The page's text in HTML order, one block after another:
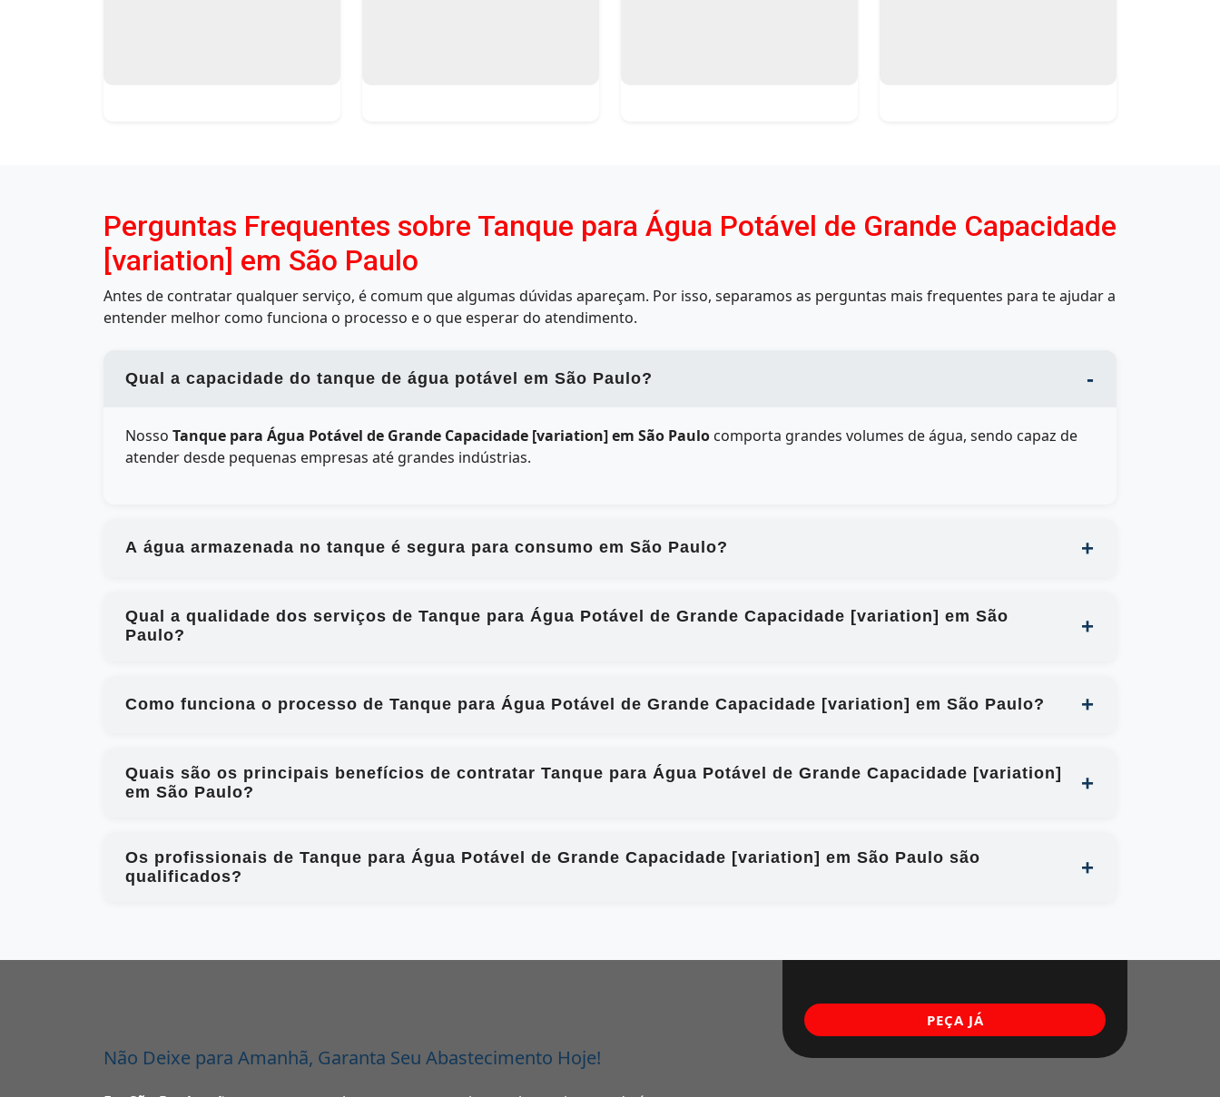
Perguntas Frequentes sobre Tanque para Água Potável de Grande Capacidade
[variation] em São Paulo
Antes de contratar qualquer serviço, é comum que algumas dúvidas apareçam. Por isso, separamos as perguntas mais frequentes para te ajudar a
entender melhor como funciona o processo e o que esperar do atendimento.
Qual a capacidade do tanque de água potável em São Paulo?
Nosso Tanque para Água Potável de Grande Capacidade [variation] em São Paulo comporta grandes volumes de água, sendo capaz de
atender desde pequenas empresas até grandes indústrias.
A água armazenada no tanque é segura para consumo em São Paulo?
Qual a qualidade dos serviços de Tanque para Água Potável de Grande Capacidade [variation] em São
Paulo?
Como funciona o processo de Tanque para Água Potável de Grande Capacidade [variation] em São Paulo?
Quais são os principais benefícios de contratar Tanque para Água Potável de Grande Capacidade [variation]
em São Paulo?
Os profissionais de Tanque para Água Potável de Grande Capacidade [variation] em São Paulo são
qualificados?
Não Deixe para Amanhã, Garanta Seu Abastecimento Hoje!
PEÇA JÁ